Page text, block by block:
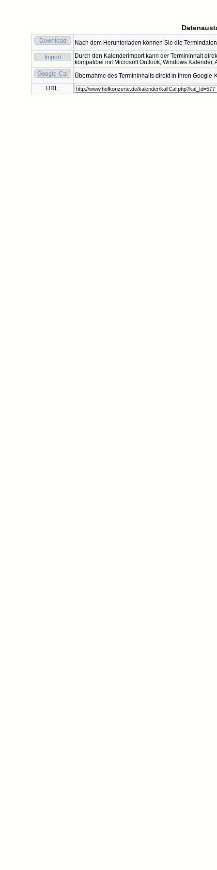
Download Nach dem Herunterladen können Sie die
Import
Durch den Kalenderimport kann der Termininhalt
kompatibel mit Microsoft Outlook, Windows
Google-Cal
Übernahme des Termininhalts direkt in Ihren Google-
URL: